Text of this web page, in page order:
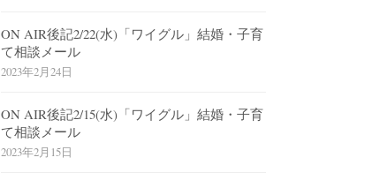
ON AIR後記2/22(水)「ワイグル」結婚・子育
て相談メール
2023年2月24日
ON AIR後記2/15(水)「ワイグル」結婚・子育
て相談メール
2023年2月15日